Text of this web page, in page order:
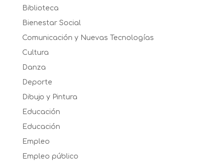
Biblioteca
Bienestar Social
Comunicación y Nuevas Tecnologías
Cultura
Danza
Deporte
Dibujo y Pintura
Educación
Educación
Empleo
Empleo público